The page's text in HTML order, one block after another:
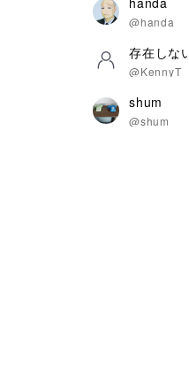
@handa
存在しな
@KennyT
shum
@shum